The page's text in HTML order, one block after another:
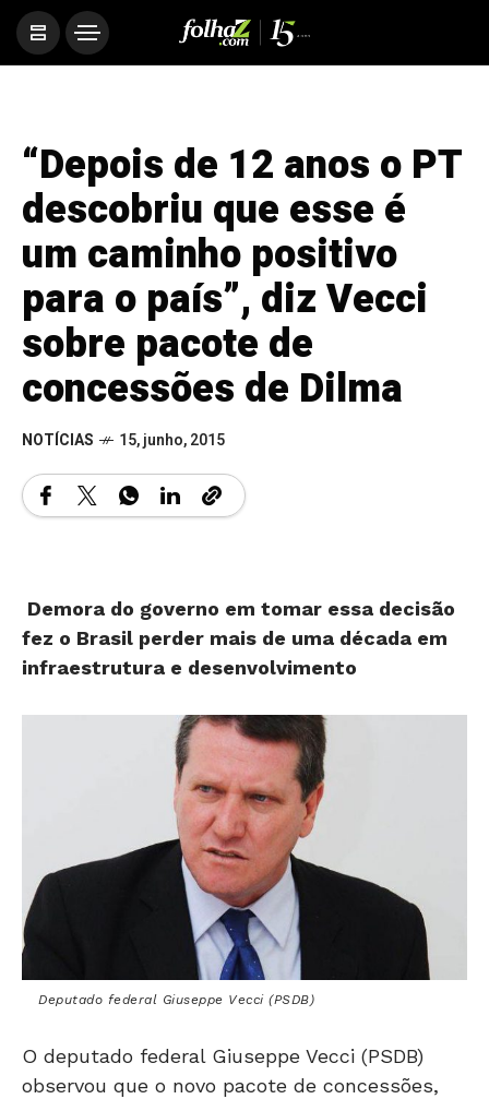
“Depois de 12 anos o PT
descobriu que esse é
um caminho positivo
para o país”, diz Vecci
sobre pacote de
concessões de Dilma
NOTÍCIAS 15, junho, 2015
Demora do governo em tomar essa decisão
fez o Brasil perder mais de uma década em
infraestrutura e desenvolvimento
Deputado federal Giuseppe Vecci (PSDB)
O deputado federal Giuseppe Vecci (PSDB)
observou que o novo pacote de concessões,